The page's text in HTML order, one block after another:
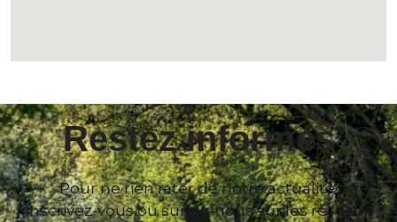
Restez informés
Pour ne rien rater de notre actualité,
inscrivez-vous ou suivez-nous sur les réseaux